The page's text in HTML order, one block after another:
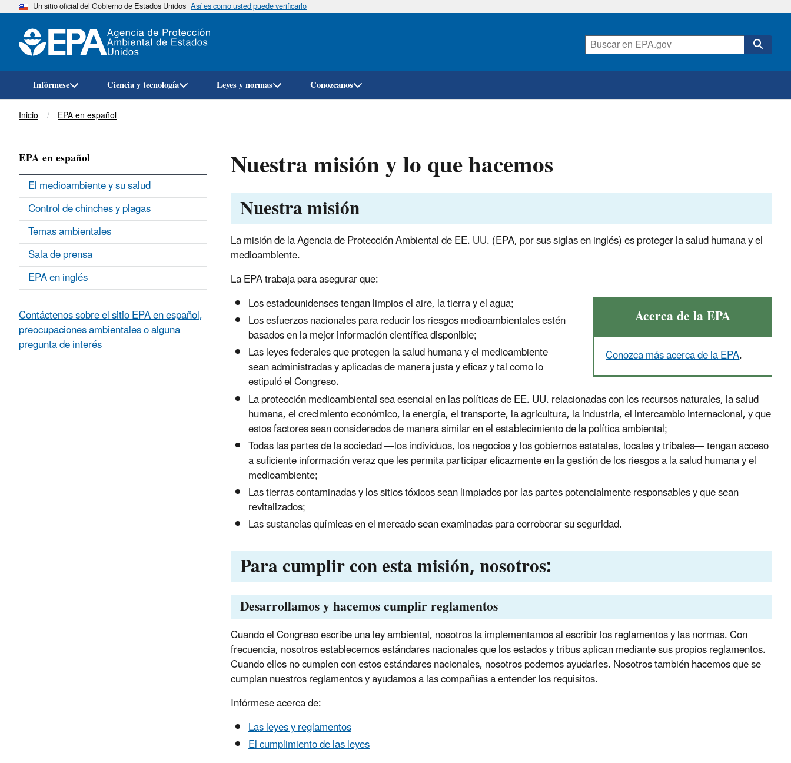
Pasar
Un sitio oficial del Gobierno de Estados Unidos Así es como usted puede verificarlo
Infórmese Ciencia y tecnología Leyes y normas Conozcanos
Breadcrumb
Inicio EPA en español
Nuestra misión y lo que hacemos
Nuestra misión
La misión de la Agencia de Protección Ambiental de EE. UU. (EPA, por sus siglas en inglés) es proteger la salud humana y el
medioambiente.
La EPA trabaja para asegurar que:
Acerca de la EPA
Conozca más acerca de la EPA.
Los estadounidenses tengan limpios el aire, la tierra y el agua;
Los esfuerzos nacionales para reducir los riesgos medioambientales estén
basados en la mejor información científica disponible;
Las leyes federales que protegen la salud humana y el medioambiente
sean administradas y aplicadas de manera justa y eficaz y tal como lo
estipuló el Congreso.
La protección medioambiental sea esencial en las políticas de EE. UU. relacionadas con los recursos naturales, la salud
humana, el crecimiento económico, la energía, el transporte, la agricultura, la industria, el intercambio internacional, y que
estos factores sean considerados de manera similar en el establecimiento de la política ambiental;
Todas las partes de la sociedad —los individuos, los negocios y los gobiernos estatales, locales y tribales— tengan acceso
a suficiente información veraz que les permita participar eficazmente en la gestión de los riesgos a la salud humana y el
medioambiente;
Las tierras contaminadas y los sitios tóxicos sean limpiados por las partes potencialmente responsables y que sean
revitalizados;
Las sustancias químicas en el mercado sean examinadas para corroborar su seguridad.
Para cumplir con esta misión, nosotros:
Desarrollamos y hacemos cumplir reglamentos
Cuando el Congreso escribe una ley ambiental, nosotros la implementamos al escribir los reglamentos y las normas. Con
frecuencia, nosotros establecemos estándares nacionales que los estados y tribus aplican mediante sus propios reglamentos.
Cuando ellos no cumplen con estos estándares nacionales, nosotros podemos ayudarles. Nosotros también hacemos que se
cumplan nuestros reglamentos y ayudamos a las compañías a entender los requisitos.
Infórmese acerca de:
Las leyes y reglamentos
El cumplimiento de las leyes
EPA en español
El medioambiente y su salud
Control de chinches y plagas
Temas ambientales
Sala de prensa
EPA en inglés
Contáctenos sobre el sitio EPA en español,
preocupaciones ambientales o alguna
pregunta de interés